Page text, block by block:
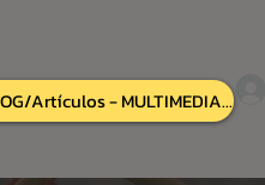
Artículos - MULTIMEDIA...